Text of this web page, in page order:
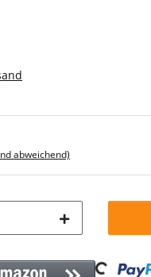
abweichend)
Loading...